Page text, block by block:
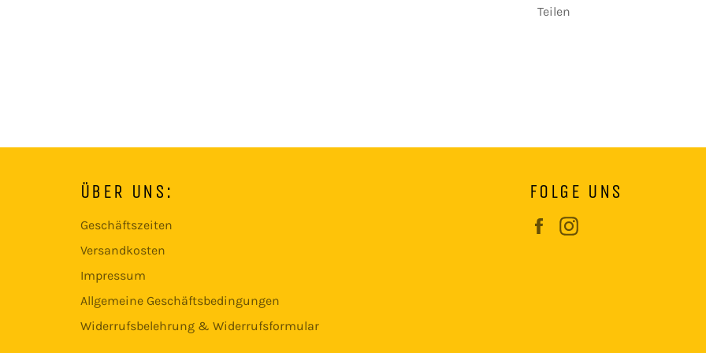
Teilen
ÜBER UNS:
Geschäftszeiten
Versandkosten
Impressum
Allgemeine Geschäftsbedingungen
Widerrufsbelehrung & Widerrufsformular
FOLGE UNS
Facebook